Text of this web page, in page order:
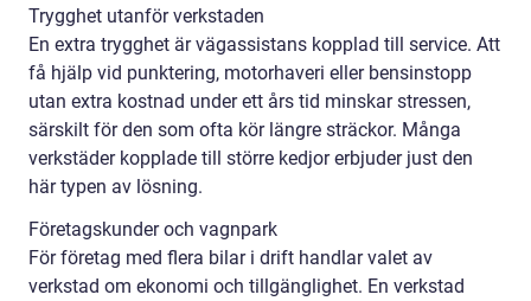
Trygghet utanför verkstaden
En extra trygghet är vägassistans kopplad till service. Att
få hjälp vid punktering, motorhaveri eller bensinstopp
utan extra kostnad under ett års tid minskar stressen,
särskilt för den som ofta kör längre sträckor. Många
verkstäder kopplade till större kedjor erbjuder just den
här typen av lösning.
Företagskunder och vagnpark
För företag med flera bilar i drift handlar valet av
verkstad om ekonomi och tillgänglighet. En verkstad